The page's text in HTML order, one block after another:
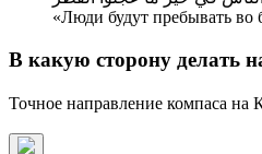
«Люди будут пребывать во
В какую сторону делать
Точное направление компаса на